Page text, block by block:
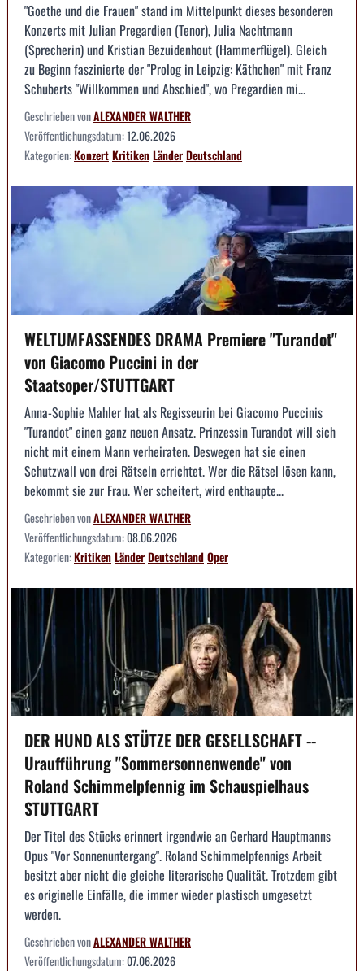
"Goethe und die Frauen" stand im Mittelpunkt dieses besonderen
Konzerts mit Julian Pregardien (Tenor), Julia Nachtmann
(Sprecherin) und Kristian Bezuidenhout (Hammerflügel). Gleich
zu Beginn faszinierte der "Prolog in Leipzig: Käthchen" mit Franz
Schuberts "Willkommen und Abschied", wo Pregardien mi...
Geschrieben vonALEXANDER WALTHER
Veröffentlichungsdatum:12.06.2026
Kategorien:KonzertKritikenLänderDeutschland
WELTUMFASSENDES DRAMA Premiere "Turandot"
von Giacomo Puccini in der
Staatsoper/STUTTGART
Anna-Sophie Mahler hat als Regisseurin bei Giacomo Puccinis
"Turandot" einen ganz neuen Ansatz. Prinzessin Turandot will sich
nicht mit einem Mann verheiraten. Deswegen hat sie einen
Schutzwall von drei Rätseln errichtet. Wer die Rätsel lösen kann,
bekommt sie zur Frau. Wer scheitert, wird enthaupte...
Geschrieben vonALEXANDER WALTHER
Veröffentlichungsdatum:08.06.2026
Kategorien:KritikenLänderDeutschlandOper
DER HUND ALS STÜTZE DER GESELLSCHAFT --
Uraufführung "Sommersonnenwende" von
Roland Schimmelpfennig im Schauspielhaus
STUTTGART
Der Titel des Stücks erinnert irgendwie an Gerhard Hauptmanns
Opus "Vor Sonnenuntergang". Roland Schimmelpfennigs Arbeit
besitzt aber nicht die gleiche literarische Qualität. Trotzdem gibt
es originelle Einfälle, die immer wieder plastisch umgesetzt
werden.
Geschrieben vonALEXANDER WALTHER
Veröffentlichungsdatum:07.06.2026